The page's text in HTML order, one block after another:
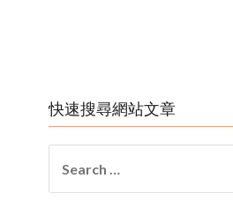
快速搜尋網站文章
for: